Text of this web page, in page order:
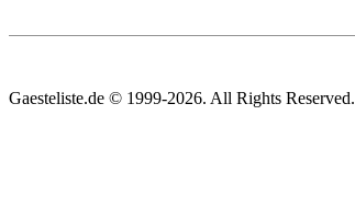
Gaesteliste.de © 1999-2026. All Rights Reserved.